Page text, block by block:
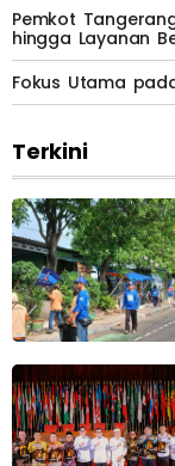
Pemkot
hingga Layanan
Fokus Utama
Terkini